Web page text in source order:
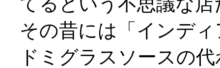
その昔には「インデ
ドミグラスソースの